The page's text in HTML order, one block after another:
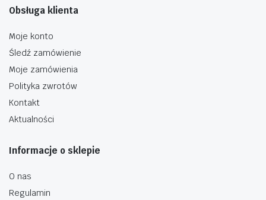
Obsługa klienta
Moje konto
Śledź zamówienie
Moje zamówienia
Polityka zwrotów
Kontakt
Aktualności
Informacje o sklepie
O nas
Regulamin